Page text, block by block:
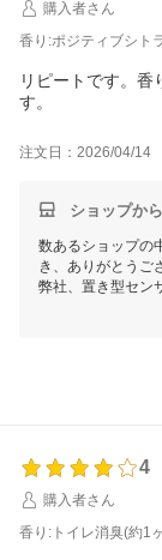
す。
またのご利用をお
購入者さん
香り:ポジティブシト
リピートです。
す。
注文日：2026/04/14
ショップか
数あるショップの
き、ありがとうご
弊社、置き型セン
ラスした優しい
4
購入者さん
香り:トイレ消臭(約1